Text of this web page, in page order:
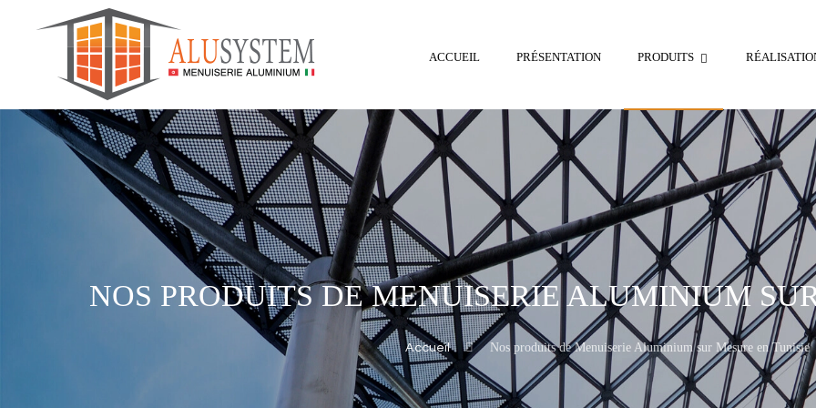
ACCUEIL PRÉSENTATION PRODUITS
NOS PRODUITS DE MENUISERIE ALUMINIUM
Nos produits de Menuiserie Aluminium sur Mesure en Tunisie